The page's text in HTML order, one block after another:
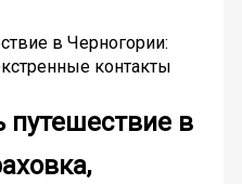
в Черногории:
контакты
путешествие в